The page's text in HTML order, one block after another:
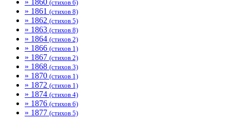
» 1860 (стихов 6)
» 1861 (стихов 8)
» 1862 (стихов 5)
» 1863 (стихов 8)
» 1864 (стихов 2)
» 1866 (стихов 1)
» 1867 (стихов 2)
» 1868 (стихов 3)
» 1870 (стихов 1)
» 1872 (стихов 1)
» 1874 (стихов 4)
» 1876 (стихов 6)
» 1877 (стихов 5)